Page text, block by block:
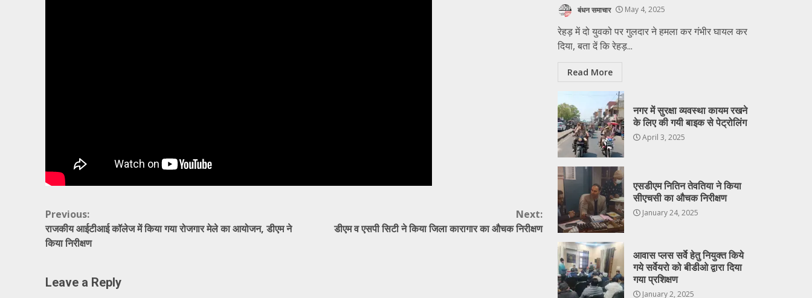
Continue
Reading
Previous:
राजकीय आईटीआई कॉलेज में किया गया रोजगार मेले का आयोजन, डीएम ने
किया निरीक्षण
Next:
डीएम व एसपी सिटी ने किया जिला कारागार का औचक निरीक्षण
Leave a Reply
बंधन समाचार May 4, 2025
रेहड़ में दो युवको पर गुलदार ने हमला कर गंभीर घायल कर
दिया, बता दें कि रेहड़...
Read More
नगर में सुरक्षा व्यवस्था कायम रखने
के लिए की गयी बाइक से पेट्रोलिंग
April 3, 2025
एसडीएम नितिन तेवतिया ने किया
सीएचसी का औचक निरीक्षण
January 24, 2025
आवास प्लस सर्वे हेतु नियुक्त किये
गये सर्वेयरो को बीडीओ द्वारा दिया
गया प्रशिक्षण
January 2, 2025